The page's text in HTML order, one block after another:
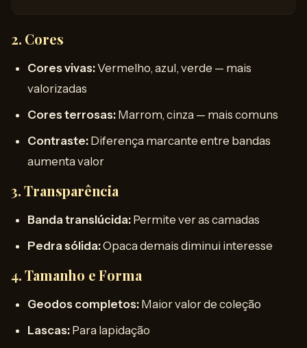
2. Cores
Cores vivas:Vermelho, azul, verde — mais
valorizadas
Cores terrosas: Marrom, cinza — mais comuns
Contraste: Diferença marcante entre bandas
aumenta valor
3. Transparência
Banda translúcida: Permite ver as camadas
Pedra sólida:Opaca demais diminui interesse
4. Tamanho e Forma
Geodos completos: Maior valor de coleção
Lascas: Para lapidação